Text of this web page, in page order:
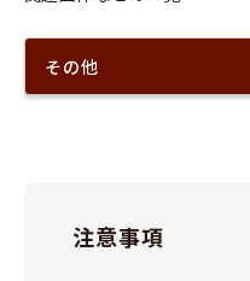
その他
注意事項